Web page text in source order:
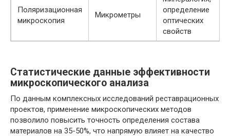
Поляризационная
микроскопия
Микрометры
определение
оптических
свойств
Статистические данные эффективности
микроскопического анализа
По данным комплексных исследований реставрационных
проектов, применение микроскопических методов
позволило повысить точность определения состава
материалов на 35-50%, что напрямую влияет на качество